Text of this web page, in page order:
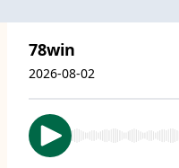
78win
2026-08-02